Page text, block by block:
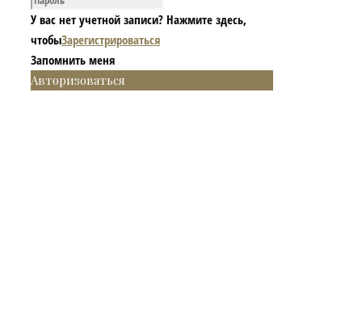
У вас нет учетной записи? Нажмите здесь,
чтобыЗарегистрироваться
Запомнить меня
Авторизоваться